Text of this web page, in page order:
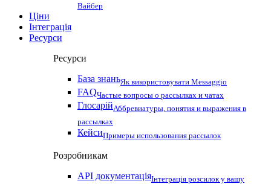
Вайбер
Ціни
Інтеграція
Ресурси
Ресурси
База знаньЯк використовувати Messaggio
FAQЧастые вопросы о рассылках и чатах
ГлосарійАббревиатуры, понятия и выражения в
рассылках
КейсиПримеры использования рассылок
Розробникам
API документаціяІнтеграція розсилок у вашу